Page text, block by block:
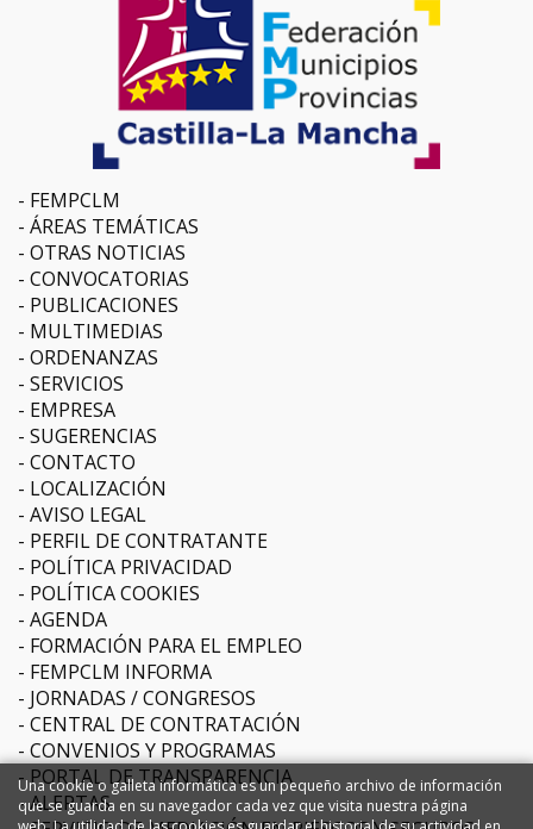
FEMPCLM
ÁREAS TEMÁTICAS
OTRAS NOTICIAS
CONVOCATORIAS
PUBLICACIONES
MULTIMEDIAS
ORDENANZAS
SERVICIOS
EMPRESA
SUGERENCIAS
CONTACTO
LOCALIZACIÓN
AVISO LEGAL
PERFIL DE CONTRATANTE
POLÍTICA PRIVACIDAD
POLÍTICA COOKIES
AGENDA
FORMACIÓN PARA EL EMPLEO
FEMPCLM INFORMA
JORNADAS / CONGRESOS
CENTRAL DE CONTRATACIÓN
CONVENIOS Y PROGRAMAS
PORTAL DE TRANSPARENCIA
ALERTAS
Una cookie o galleta informática es un pequeño archivo de información
que se guarda en su navegador cada vez que visita nuestra página